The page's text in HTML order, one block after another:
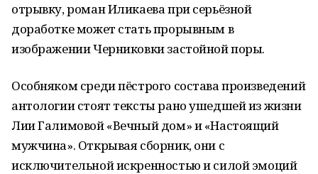
отрывку, роман Иликаева при серьёзной
доработке может стать прорывным в
изображении Черниковки застойной поры.
Особняком среди пёстрого состава произведений
антологии стоят тексты рано ушедшей из жизни
Лии Галимовой «Вечный дом» и «Настоящий
мужчина». Открывая сборник, они с
исключительной искренностью и силой эмоций